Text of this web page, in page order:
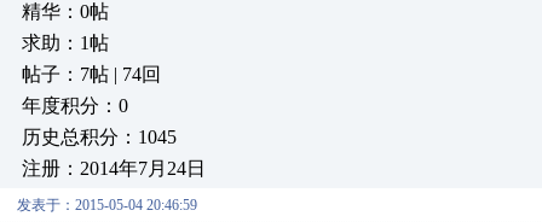
精华：0帖
求助：1帖
帖子：7帖 | 74回
年度积分：0
历史总积分：1045
注册：2014年7月24日
发表于：2015-05-04 20:46:59